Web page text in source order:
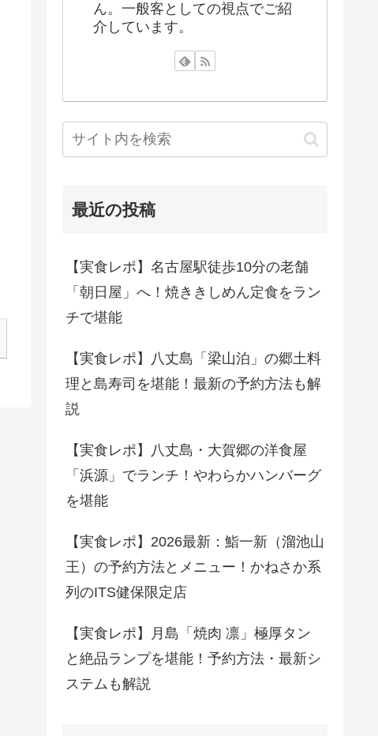
ん。一般客としての視点でご紹
介しています。
最近の投稿
【実食レポ】名古屋駅徒歩10分の老舗
「朝日屋」へ！焼ききしめん定食をラン
チで堪能
【実食レポ】八丈島「梁山泊」の郷土料
理と島寿司を堪能！最新の予約方法も解
説
【実食レポ】八丈島・大賀郷の洋食屋
「浜源」でランチ！やわらかハンバーグ
を堪能
【実食レポ】2026最新：鮨一新（溜池山
王）の予約方法とメニュー！かねさか系
列のITS健保限定店
【実食レポ】月島「焼肉 凛」極厚タン
と絶品ランプを堪能！予約方法・最新シ
ステムも解説